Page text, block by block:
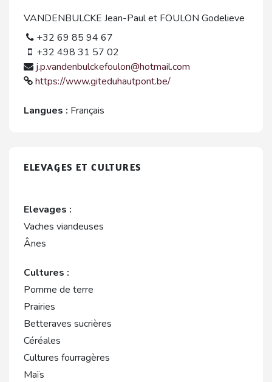
VANDENBULCKE Jean-Paul et FOULON Godelieve
+32 69 85 94 67
+32 498 31 57 02
j.p.vandenbulckefoulon@hotmail.com
https://www.giteduhautpont.be/
Langues : Français
ELEVAGES ET CULTURES
Elevages :
Vaches viandeuses
Ânes
Cultures :
Pomme de terre
Prairies
Betteraves sucrières
Céréales
Cultures fourragères
Maïs